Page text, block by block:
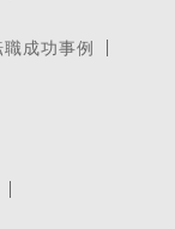
職成功事例